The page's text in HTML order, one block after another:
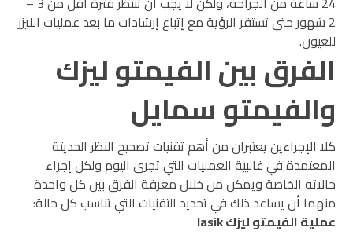
2 شهور حتى تستقر الرؤية مع إتباع إرشادات ما بعد عمليات الليزر
للعيون.
الفرق بين الفيمتو ليزك
والفيمتو سمايل
كلا الإجراءين يعتبران من أهم تقنيات تصحيح النظر الحديثة
المعتمدة في غالبية العمليات التي تجرى اليوم ولكل إجراء
حالاته الخاصة ويمكن من خلال معرفة الفرق بين كل واحدة
منهما أن يساعد ذلك في تحديد التقنيات التي تناسب كل حالة:
عملية الفيمتو ليزك lasik